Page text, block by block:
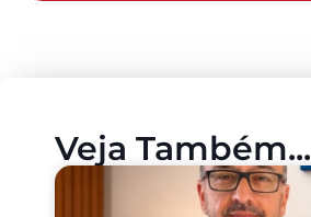
Veja Também...